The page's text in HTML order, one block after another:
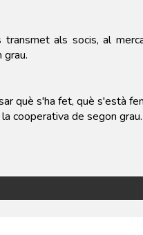
als socis, al
què s'ha fet, què s'està
cooperativa de segon grau.